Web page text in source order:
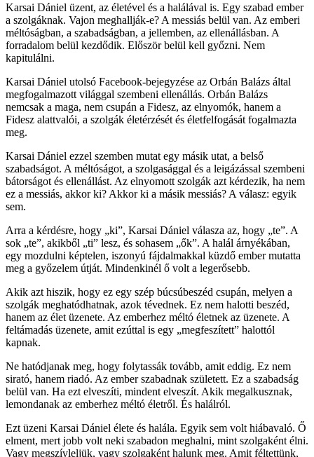
Karsai Dániel üzent, az életével és a halálával is. Egy szabad ember
a szolgáknak. Vajon meghallják-e? A messiás belül van. Az emberi
méltóságban, a szabadságban, a jellemben, az ellenállásban. A
forradalom belül kezdődik. Először belül kell győzni. Nem
kapitulálni.
Karsai Dániel utolsó Facebook-bejegyzése az Orbán Balázs által
megfogalmazott világgal szembeni ellenállás. Orbán Balázs
nemcsak a maga, nem csupán a Fidesz, az elnyomók, hanem a
Fidesz alattvalói, a szolgák életérzését és életfelfogását fogalmazta
meg.
Karsai Dániel ezzel szemben mutat egy másik utat, a belső
szabadságot. A méltóságot, a szolgasággal és a leigázással szembeni
bátorságot és ellenállást. Az elnyomott szolgák azt kérdezik, ha nem
ez a messiás, akkor ki? Akkor ki a másik messiás? A válasz: egyik
sem.
Arra a kérdésre, hogy „ki”, Karsai Dániel válasza az, hogy „te”. A
sok „te”, akikből „ti” lesz, és sohasem „ők”. A halál árnyékában,
egy mozdulni képtelen, iszonyú fájdalmakkal küzdő ember mutatta
meg a győzelem útját. Mindenkinél ő volt a legerősebb.
Akik azt hiszik, hogy ez egy szép búcsúbeszéd csupán, melyen a
szolgák meghatódhatnak, azok tévednek. Ez nem halotti beszéd,
hanem az élet üzenete. Az emberhez méltó életnek az üzenete. A
feltámadás üzenete, amit ezúttal is egy „megfeszített” halottól
kapnak.
Ne hatódjanak meg, hogy folytassák tovább, amit eddig. Ez nem
sirató, hanem riadó. Az ember szabadnak született. Ez a szabadság
belül van. Ha ezt elveszíti, mindent elveszít. Akik megalkusznak,
lemondanak az emberhez méltó életről. És halálról.
Ezt üzeni Karsai Dániel élete és halála. Egyik sem volt hiábavaló. Ő
elment, mert jobb volt neki szabadon meghalni, mint szolgaként élni.
Vagy megszívleljük, vagy szolgaként halunk meg. Amit féltettünk,